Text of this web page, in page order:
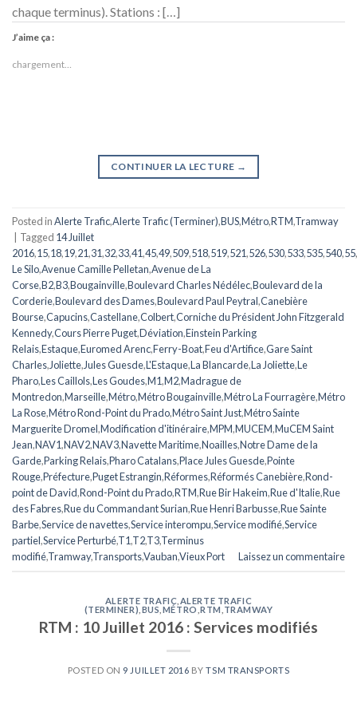
chaque terminus). Stations : […]
J’aime ça :
chargement…
CONTINUER LA LECTURE →
Posted inAlerte Trafic,Alerte Trafic (Terminer),BUS,Métro,RTM,Tramway
Tagged 14 Juillet
2016,15,18,19,21,31,32,33,41,45,49,509,518,519,521,526,530,533,535,540,55,
Le Silo,Avenue Camille Pelletan,Avenue de La
Corse,B2,B3,Bougainville,Boulevard Charles Nédélec,Boulevard de la
Corderie,Boulevard des Dames,Boulevard Paul Peytral,Canebière
Bourse,Capucins,Castellane,Colbert,Corniche du Président John Fitzgerald
Kennedy,Cours Pierre Puget,Déviation,Einstein Parking
Relais,Estaque,Euromed Arenc,Ferry-Boat,Feu d'Artifice,Gare Saint
Charles,Joliette,Jules Guesde,L'Estaque,La Blancarde,La Joliette,Le
Pharo,Les Caillols,Les Goudes,M1,M2,Madrague de
Montredon,Marseille,Métro,Métro Bougainville,Métro La Fourragère,Métro
La Rose,Métro Rond-Point du Prado,Métro Saint Just,Métro Sainte
Marguerite Dromel,Modification d'itinéraire,MPM,MUCEM,MuCEM Saint
Jean,NAV1,NAV2,NAV3,Navette Maritime,Noailles,Notre Dame de la
Garde,Parking Relais,Pharo Catalans,Place Jules Guesde,Pointe
Rouge,Préfecture,Puget Estrangin,Réformes,Réformés Canebière,Rond-
point de David,Rond-Point du Prado,RTM,Rue Bir Hakeim,Rue d'Italie,Rue
des Fabres,Rue du Commandant Surian,Rue Henri Barbusse,Rue Sainte
Barbe,Service de navettes,Service interompu,Service modifié,Service
partiel,Service Perturbé,T1,T2,T3,Terminus
modifié,Tramway,Transports,Vauban,Vieux Port Laissez un commentaire
ALERTE TRAFIC ALERTE TRAFIC
(TERMINER) BUS MÉTRO ,RTM TRAMWAY
RTM : 10 Juillet 2016 : Services modifiés
POSTED ON 9 JUILLET 2016 BYTSM TRANSPORTS